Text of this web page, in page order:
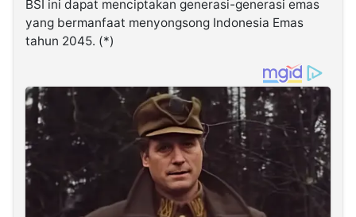
BSI ini dapat menciptakan generasi-generasi emas
yang bermanfaat menyongsong Indonesia Emas
tahun 2045. (*)